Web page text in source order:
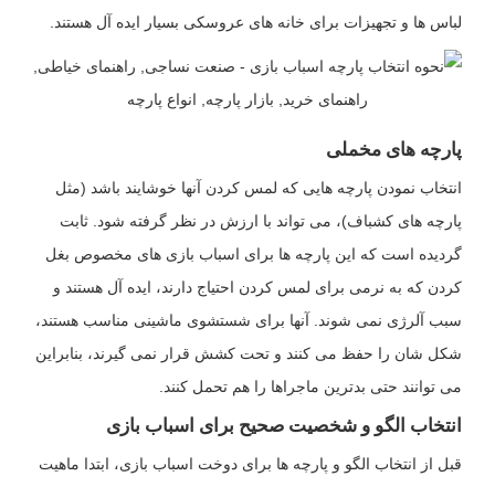
لباس ها و تجهیزات برای خانه های عروسکی بسیار ایده آل هستند.
پارچه های مخملی
انتخاب نمودن پارچه هایی که لمس کردن آنها خوشایند باشد (مثل
پارچه های کشباف)، می تواند با ارزش در نظر گرفته شود. ثابت
گردیده است که این پارچه ها برای اسباب بازی های مخصوص بغل
کردن که به نرمی برای لمس کردن احتیاج دارند، ایده آل هستند و
سبب آلرژی نمی شوند. آنها برای شستشوی ماشینی مناسب هستند،
شکل شان را حفظ می کنند و تحت کشش قرار نمی گیرند، بنابراین
می توانند حتی بدترین ماجراها را هم تحمل کنند.
انتخاب الگو و شخصیت صحیح برای اسباب بازی
قبل از انتخاب الگو و پارچه ها برای دوخت اسباب بازی، ابتدا ماهیت